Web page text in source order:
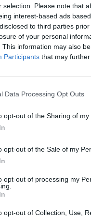
selection. Please note that
interest-based ads
to third parties
of your personal
This information may also
Participants that may
Data Processing Opt Outs
opt-out of the Sharing of my
opt-out of the Sale of my
opt-out of processing my
opt-out of Collection, Use,
la Roma. „I-
oatitudine arogantă
i expedia în altă parte
de beţii, dar şi
din partea
şi Proietti
– se citeşte în capul
implicită de a
menţionată,
exclus. Marea
judiciară,
bani în numerar.